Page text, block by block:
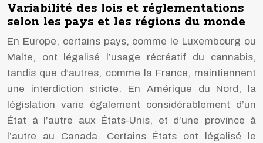
Variabilité des lois et réglementations
selon les pays et les régions du monde
En Europe, certains pays, comme le Luxembourg ou
Malte, ont légalisé l’usage récréatif du cannabis,
tandis que d’autres, comme la France, maintiennent
une interdiction stricte. En Amérique du Nord, la
législation varie également considérablement d’un
État à l’autre aux États-Unis, et d’une province à
l’autre au Canada. Certains États ont légalisé le